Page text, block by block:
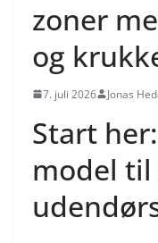
zoner
og
7. juli 2026 Jonas
Start
model